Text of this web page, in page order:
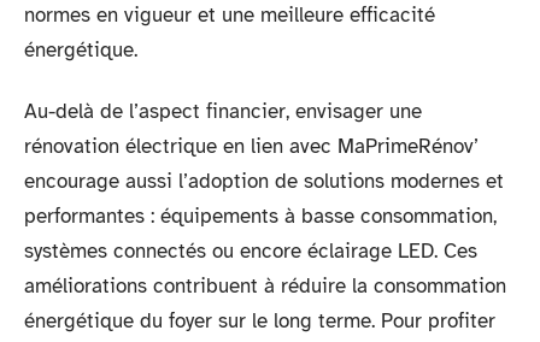
normes en vigueur et une meilleure efficacité
énergétique.
Au-delà de l’aspect financier, envisager une
rénovation électrique en lien avec MaPrimeRénov’
encourage aussi l’adoption de solutions modernes et
performantes : équipements à basse consommation,
systèmes connectés ou encore éclairage LED. Ces
améliorations contribuent à réduire la consommation
énergétique du foyer sur le long terme. Pour profiter